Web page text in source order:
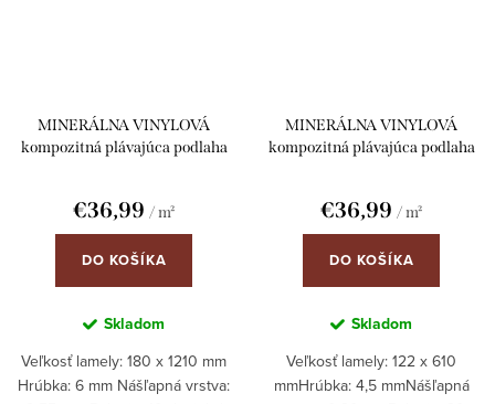
MINERÁLNA VINYLOVÁ
kompozitná plávajúca podlaha
€36,99 / m²
DO KOŠÍKA
Skladom
Veľkosť lamely: 180 x 1210 mm
Hrúbka: 6 mm Nášľapná vrstva:
MINERÁLNA VINYLOVÁ
kompozitná plávajúca podlaha
integrovanou podložkou
€36,99 / m²
DO KOŠÍKA
Skladom
Veľkosť lamely: 122 x 610
mmHrúbka: 4,5 mmNášľapná